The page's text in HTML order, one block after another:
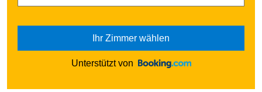
Ihr Zimmer wählen
Unterstützt von